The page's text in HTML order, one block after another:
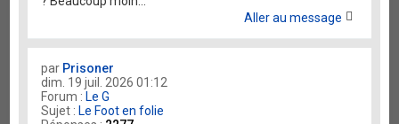
Aller au message
par Prisoner
dim. 19 juil. 2026 01:12
Forum : Le G
Sujet : Le Foot en folie